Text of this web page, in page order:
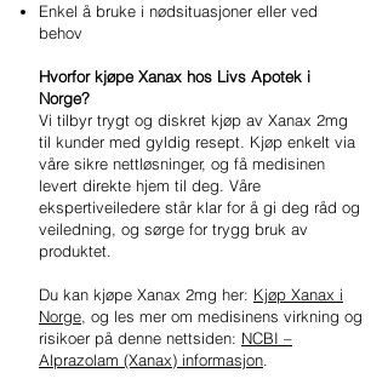
Enkel å bruke i nødsituasjoner eller ved
behov
Hvorfor kjøpe Xanax hos Livs Apotek i
Norge?
Vi tilbyr trygt og diskret kjøp av Xanax 2mg
til kunder med gyldig resept. Kjøp enkelt via
våre sikre nettløsninger, og få medisinen
levert direkte hjem til deg. Våre
ekspertiveiledere står klar for å gi deg råd og
veiledning, og sørge for trygg bruk av
produktet.
Du kan kjøpe Xanax 2mg her: Kjøp Xanax i
Norge, og les mer om medisinens virkning og
risikoer på denne nettsiden: NCBI –
Alprazolam (Xanax) informasjon.